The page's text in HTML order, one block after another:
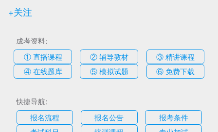
+关注
成考资料:
① 直播课程
② 辅导教材
③ 精讲课程
④ 在线题库
⑤ 模拟试题 ⑥ 免费下载
快捷导航:
报名流程
报名公告
报考条件